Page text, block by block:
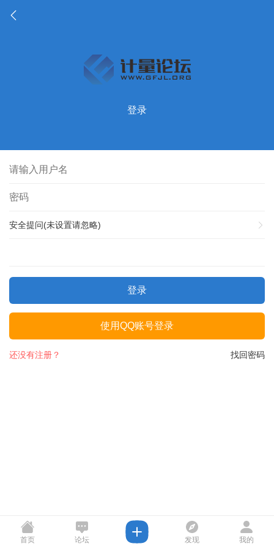
登录
安全提问(未设置请忽略)
登录
使用QQ账号登录
找回密码
还没有注册？
首页 论坛 发现 我的